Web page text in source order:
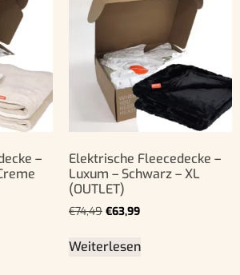
–
Elektrische Fleecedecke –
Luxum – Schwarz – XL
(OUTLET)
€74,49 €63,99
Weiterlesen